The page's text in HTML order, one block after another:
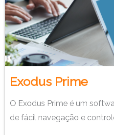
Exodus Prime
O Exodus Prime é um
de fácil navegação e